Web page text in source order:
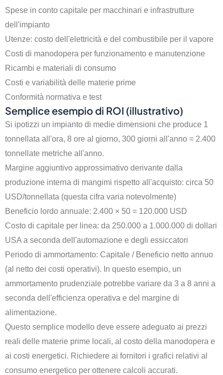
Spese in conto capitale per macchinari e infrastrutture
dell'impianto
Utenze: costo dell'elettricità e del combustibile per il vapore
Costi di manodopera per funzionamento e manutenzione
Ricambi e materiali di consumo
Costi e variabilità delle materie prime
Conformità normativa e test
Semplice esempio di ROI (illustrativo)
Si ipotizzi un impianto di medie dimensioni che produce 1
tonnellata all'ora, 8 ore al giorno, 300 giorni all'anno = 2.400
tonnellate metriche all'anno.
Margine aggiuntivo approssimativo derivante dalla
produzione interna di mangimi rispetto all'acquisto: circa 50
USD/tonnellata (questa cifra varia notevolmente)
Beneficio lordo annuale: 2.400 × 50 = 120.000 USD
Costo di capitale per linea: da 250.000 a 1.000.000 di dollari
USA a seconda dell'automazione e degli essiccatori
Periodo di ammortamento: Capitale / Beneficio netto annuo
(al netto dei costi operativi). In questo esempio, un
ammortamento prudenziale potrebbe variare da 3 a 8 anni a
seconda dell'efficienza operativa e del margine di
alimentazione.
Questo semplice modello deve essere adeguato ai prezzi
reali delle materie prime locali, al costo della manodopera e
ai costi energetici. Richiedere ai fornitori i grafici relativi al
consumo energetico per ottenere calcoli accurati.